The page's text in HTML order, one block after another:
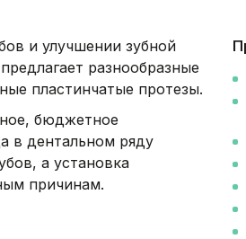
и улучшении зубной
разнообразные
пластинчатые протезы.
бюджетное
в дентальном ряду
а установка
причинам.